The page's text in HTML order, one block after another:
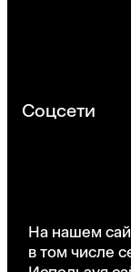
На нашем
в том числе
Соцсети